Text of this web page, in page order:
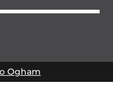
Ogham